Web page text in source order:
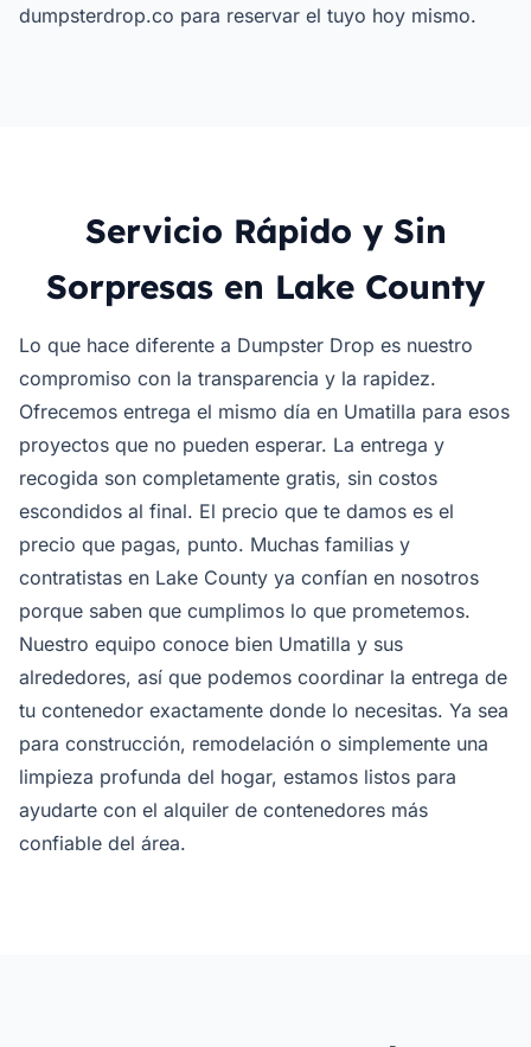
dumpsterdrop.co para reservar el tuyo hoy mismo.
Servicio Rápido y Sin
Sorpresas en Lake County
Lo que hace diferente a Dumpster Drop es nuestro
compromiso con la transparencia y la rapidez.
Ofrecemos entrega el mismo día en Umatilla para esos
proyectos que no pueden esperar. La entrega y
recogida son completamente gratis, sin costos
escondidos al final. El precio que te damos es el
precio que pagas, punto. Muchas familias y
contratistas en Lake County ya confían en nosotros
porque saben que cumplimos lo que prometemos.
Nuestro equipo conoce bien Umatilla y sus
alrededores, así que podemos coordinar la entrega de
tu contenedor exactamente donde lo necesitas. Ya sea
para construcción, remodelación o simplemente una
limpieza profunda del hogar, estamos listos para
ayudarte con el alquiler de contenedores más
confiable del área.